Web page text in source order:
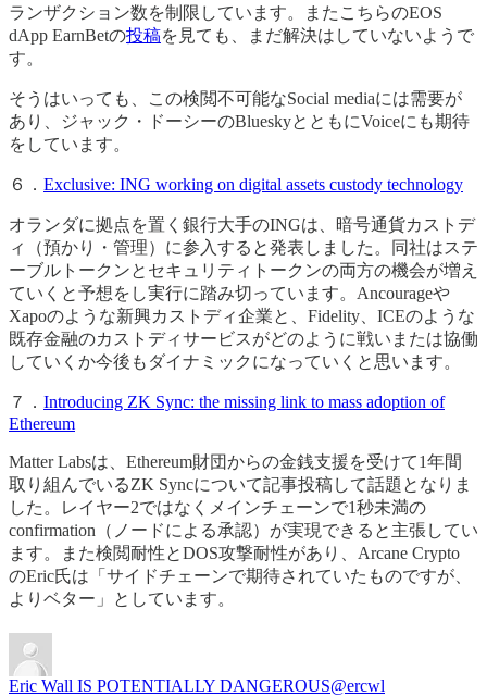
ランザクション数を制限しています。またこちらのEOS
dApp EarnBetの投稿を見ても、まだ解決はしていないようで
す。
そうはいっても、この検閲不可能なSocial mediaには需要が
あり、ジャック・ドーシーのBlueskyとともにVoiceにも期待
をしています。
６． Exclusive: ING working on digital assets custody technology
オランダに拠点を置く銀行大手のINGは、暗号通貨カストデ
ィ（預かり・管理）に参入すると発表しました。同社はステ
ーブルトークンとセキュリティトークンの両方の機会が増え
ていくと予想をし実行に踏み切っています。Ancourageや
Xapoのような新興カストディ企業と、Fidelity、ICEのような
既存金融のカストディサービスがどのように戦いまたは協働
していくか今後もダイナミックになっていくと思います。
７． Introducing ZK Sync: the missing link to mass adoption of
Ethereum
Matter Labsは、Ethereum財団からの金銭支援を受けて1年間
取り組んでいるZK Syncについて記事投稿して話題となりま
した。レイヤー2ではなくメインチェーンで1秒未満の
confirmation（ノードによる承認）が実現できると主張してい
ます。また検閲耐性とDOS攻撃耐性があり、Arcane Crypto
のEric氏は「サイドチェーンで期待されていたものですが、
よりベター」としています。
Eric Wall IS POTENTIALLY DANGEROUS@ercwl